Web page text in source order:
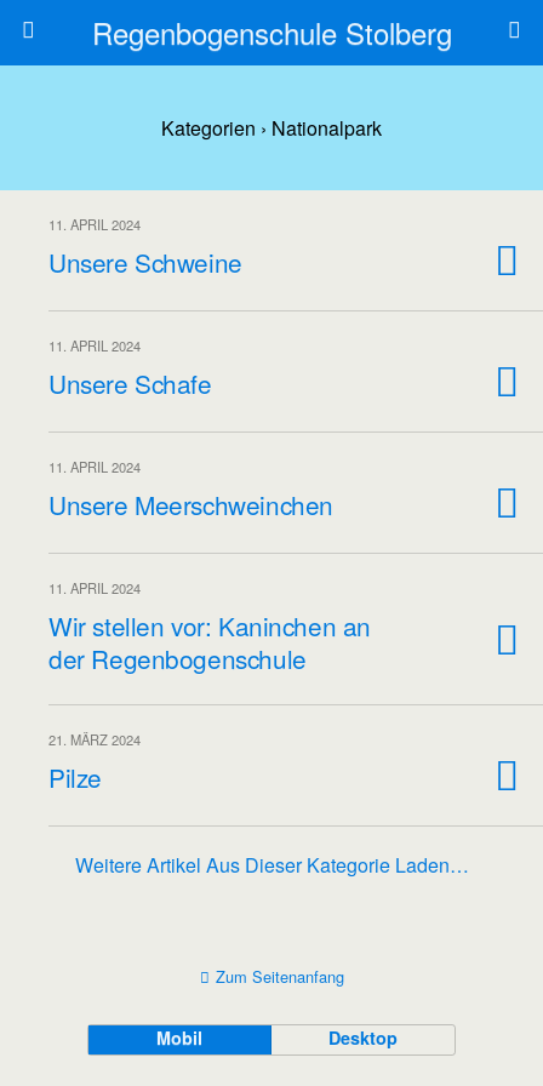
Regenbogenschule Stolberg
Kategorien › Nationalpark
11. APRIL 2024
Unsere Schweine
11. APRIL 2024
Unsere Schafe
11. APRIL 2024
Unsere Meerschweinchen
11. APRIL 2024
Wir stellen vor: Kaninchen an
der Regenbogenschule
21. MÄRZ 2024
Pilze
Weitere Artikel Aus Dieser Kategorie Laden…
Zum Seitenanfang
Mobil Desktop